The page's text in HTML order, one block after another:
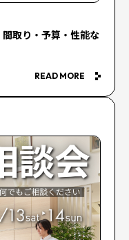
間取り・予算・性能な
READ MORE